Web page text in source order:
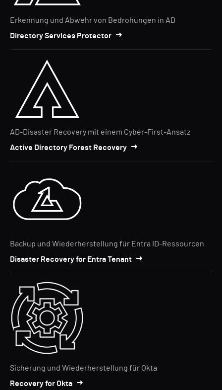
Erkennung und Abwehr von Bedrohungen in AD
Directory Services Protector
AD-Disaster Recovery mit einem Cyber-First-Ansatz
Active Directory Forest Recovery
Backup und Wiederherstellung für Entra ID-Ressourcen
Disaster Recovery for Entra Tenant
Sicherung und Wiederherstellung für Okta
Recovery for Okta